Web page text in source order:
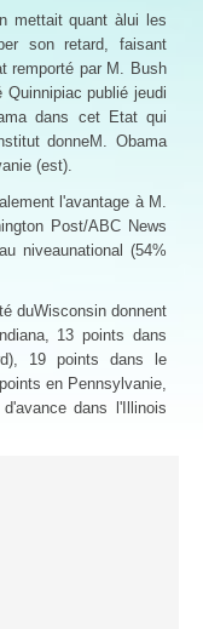
mettait quant àlui les
son retard, faisant
remporté par M. Bush
Quinnipiac publié jeudi
dans cet Etat qui
donneM. Obama
(est).
l'avantage à M.
Post/ABC News
niveaunational (54%
duWisconsin donnent
13 points dans
19 points dans le
en Pennsylvanie,
dans l'Illinois